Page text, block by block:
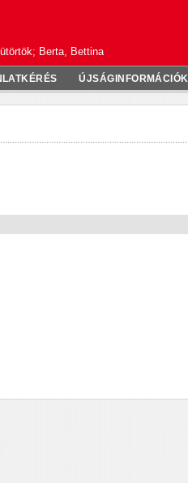
Berta, Bettina
ÚJSÁGINFORMÁCIÓK